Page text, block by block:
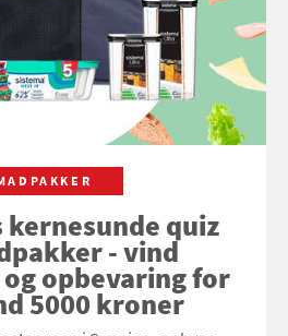
kernesunde quiz
- vind
opbevaring for
5000 kroner